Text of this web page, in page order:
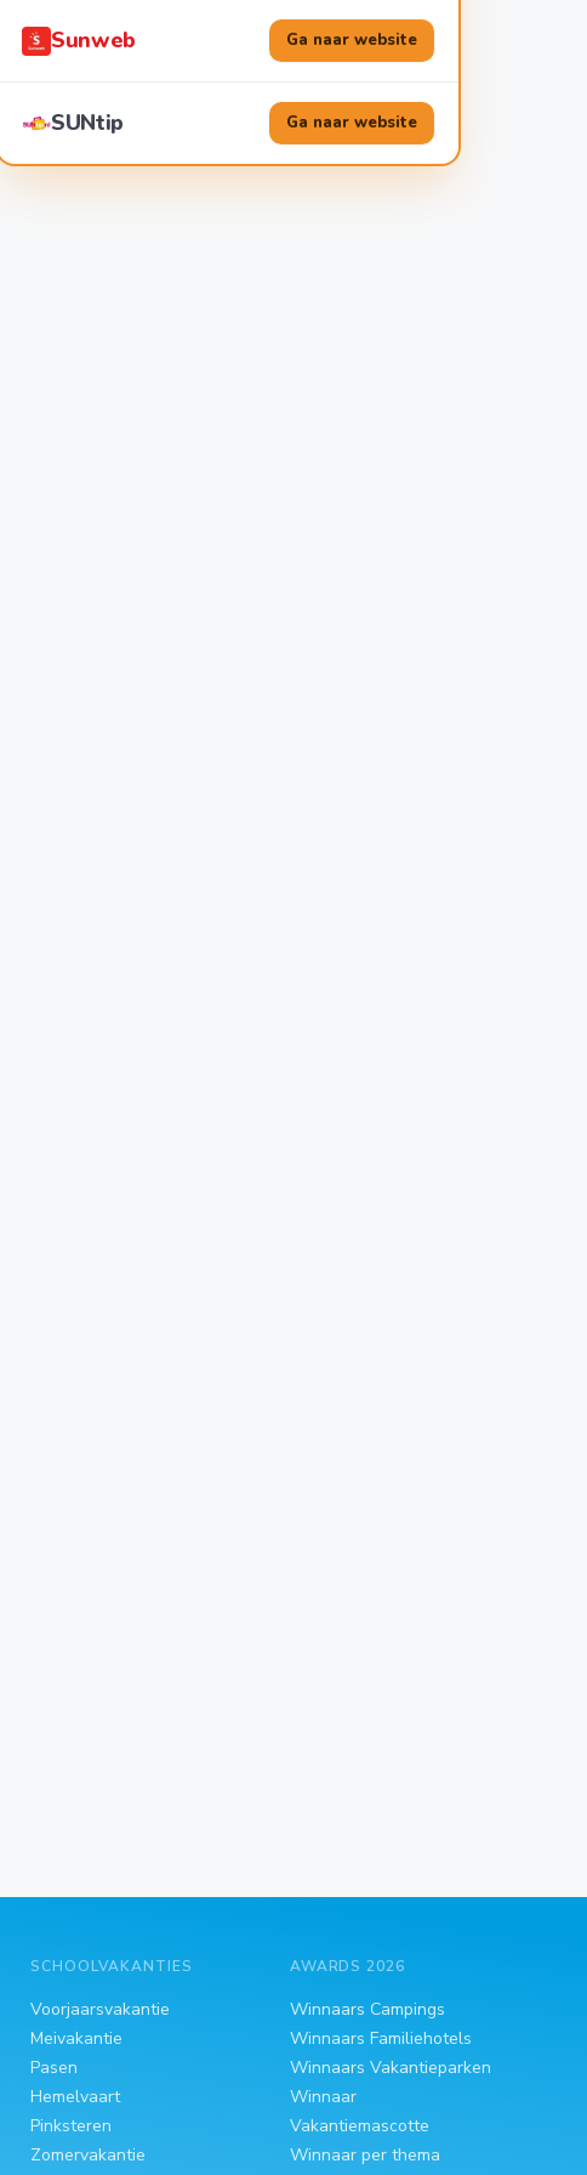
Sunweb Ga naar website
SUNtip Ga naar website
SCHOOLVAKANTIES
Voorjaarsvakantie
Meivakantie
Pasen
Hemelvaart
Pinksteren
Zomervakantie
AWARDS 2026
Winnaars Campings
Winnaars Familiehotels
Winnaars Vakantieparken
Winnaar
Vakantiemascotte
Winnaar per thema